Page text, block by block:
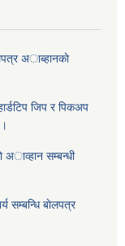
अाब्हानकाे
जिप र पिकअप
अाव्हान सम्बन्धी
सम्बन्धि बाेलपत्र